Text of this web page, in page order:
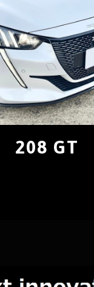
208 GT